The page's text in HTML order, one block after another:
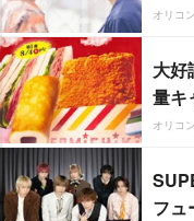
オリコ
大好
量キ
オリコ
フュ